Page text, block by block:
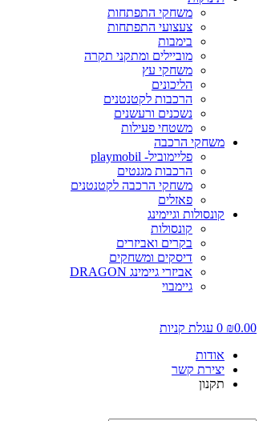
משחקי התפתחות
צעצועי התפתחות
בימבות
מוביילים ומתקני תקרה
משחקי עץ
הליכונים
הרכבות לקטנטנים
נשכנים ורעשנים
משטחי פעילות
משחקי הרכבה
פליימוביל- playmobil
הרכבות מגנטים
משחקי הרכבה לקטנטנים
פאזלים
קונסולות וגיימינג
קונסולות
בקרים ואביזרים
דיסקים ומשחקים
אביזרי גיימינג DRAGON
גיימבוי
₪0.00
0 עגלת קניות
אודות
יצירת קשר
תקנון